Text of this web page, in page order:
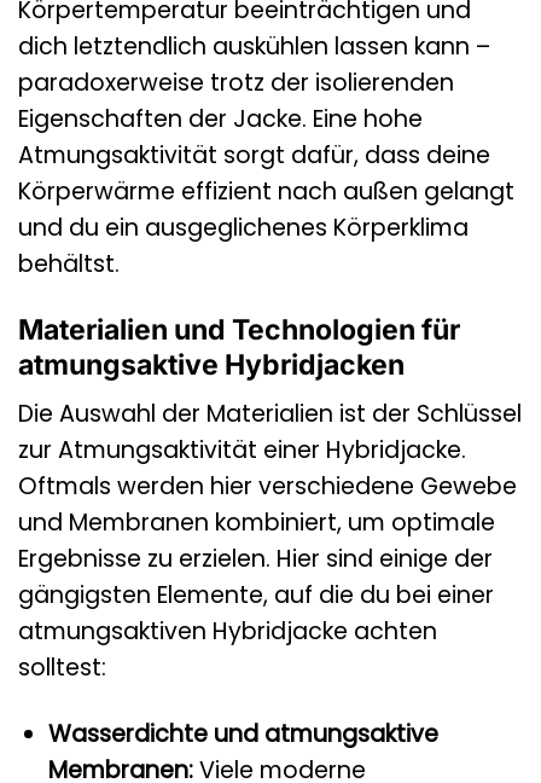
Körpertemperatur beeinträchtigen und
dich letztendlich auskühlen lassen kann –
paradoxerweise trotz der isolierenden
Eigenschaften der Jacke. Eine hohe
Atmungsaktivität sorgt dafür, dass deine
Körperwärme effizient nach außen gelangt
und du ein ausgeglichenes Körperklima
behältst.
Materialien und Technologien für
atmungsaktive Hybridjacken
Die Auswahl der Materialien ist der Schlüssel
zur Atmungsaktivität einer Hybridjacke.
Oftmals werden hier verschiedene Gewebe
und Membranen kombiniert, um optimale
Ergebnisse zu erzielen. Hier sind einige der
gängigsten Elemente, auf die du bei einer
atmungsaktiven Hybridjacke achten
solltest:
Wasserdichte und atmungsaktive
Membranen:Viele moderne